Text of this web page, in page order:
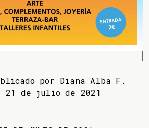
por Diana Alba F.
21 de julio de 2021